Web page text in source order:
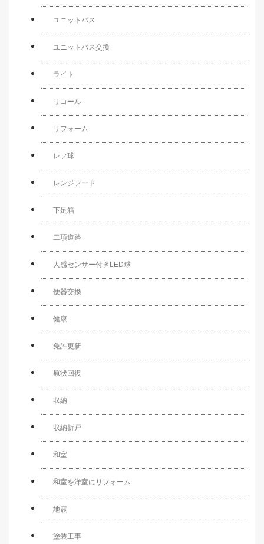
ユニットバス
ユニットバス交換
ライト
リコール
リフォーム
レフ球
レンジフード
下足箱
二項道路
人感センサー付きLED球
便器交換
健康
免許更新
原状回復
収納
収納折戸
和室
和室を洋室にリフォーム
地震
塗装工事